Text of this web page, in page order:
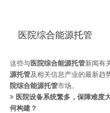
医院综合能源托管
这些与医院综合能源托管新闻有
源托管及相关信息产业的最新趋
院综合能源托管市场。
医院设备系统繁多，保障难度
何构建？